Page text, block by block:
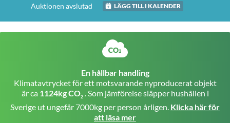
Auktionen avslutad LÄGG TILL I KALENDER
En hållbar handling
Klimatavtrycket för ett motsvarande nyproducerat objekt
är ca 1124kg CO2 . Som jämförelse släpper hushållen i
Sverige ut ungefär 7000kg per person årligen. Klicka här för
att läsa mer